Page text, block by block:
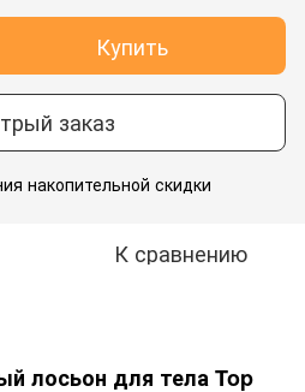
Купить
заказ
накопительной скидки
К сравнению
лосьон для тела Top